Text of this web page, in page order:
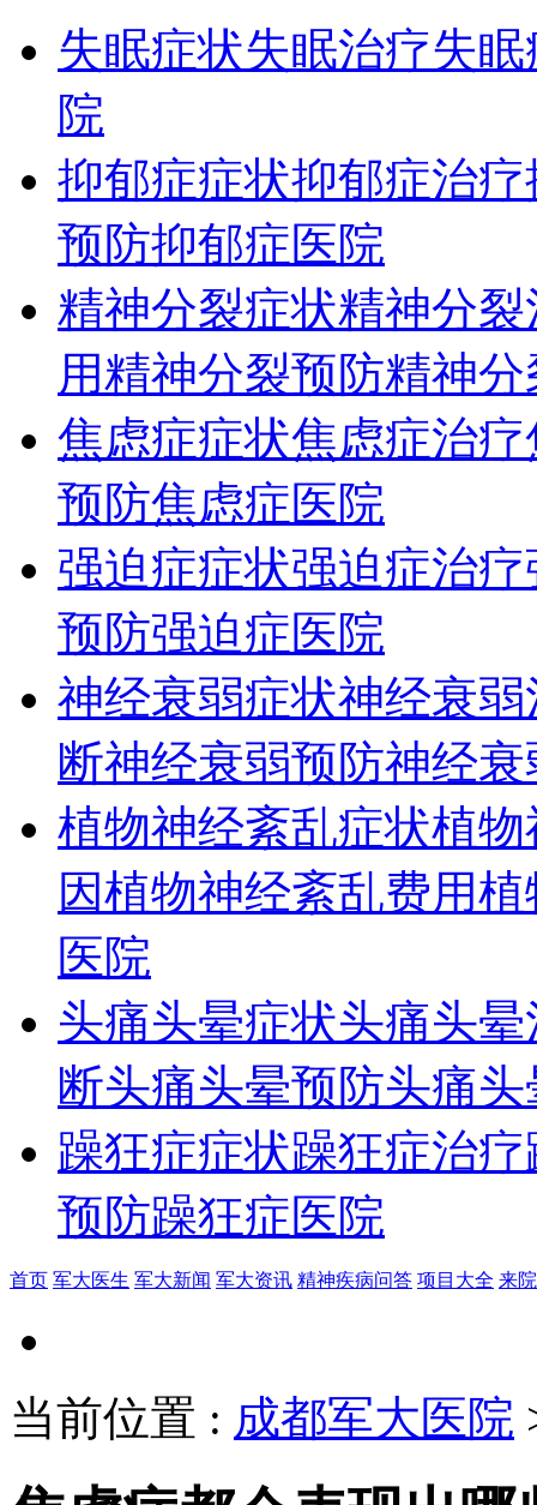
失眠症状失眠治疗失
院
抑郁症症状抑郁症治疗
预防抑郁症医院
精神分裂症状精神分裂
用精神分裂预防精神
焦虑症症状焦虑症治疗
预防焦虑症医院
强迫症症状强迫症治疗
预防强迫症医院
神经衰弱症状神经衰弱
断神经衰弱预防神经
植物神经紊乱症状植物
因植物神经紊乱费用植
医院
头痛头晕症状头痛头
断头痛头晕预防头痛
躁狂症症状躁狂症治疗
预防躁狂症医院
首页 军大医生 军大新闻 军大资讯 精神疾病问答 项目大全 来
当前位置 : 成都军大医院